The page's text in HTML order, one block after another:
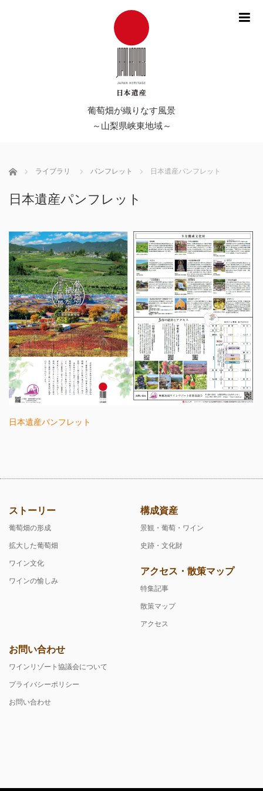
葡萄畑が織りなす風景
～山梨県峡東地域～
Home ライブラリ パンフレット 日本遺産パンフレット
日本遺産パンフレット
日本遺産パンフレット
ストーリー
葡萄畑の形成
拡大した葡萄畑
ワイン文化
ワインの愉しみ
構成資産
景観・葡萄・ワイン
史跡・文化財
アクセス・散策マップ
特集記事
散策マップ
アクセス
お問い合わせ
ワインリゾート協議会について
プライバシーポリシー
お問い合わせ